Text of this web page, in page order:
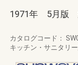
1971年 5月版
カタログコード：
キッチン・サニタリ